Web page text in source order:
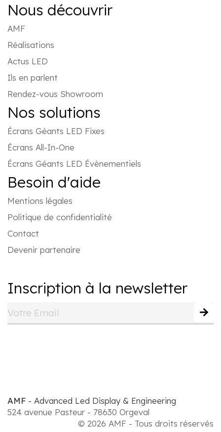
Nous découvrir
AMF
Réalisations
Actus LED
Ils en parlent
Rendez-vous Showroom
Nos solutions
Écrans Géants LED Fixes
Écrans All-In-One
Écrans Géants LED Évènementiels
Besoin d'aide
Mentions légales
Politique de confidentialité
Contact
Devenir partenaire
Inscription à la newsletter
AMF - Advanced Led Display & Engineering
524 avenue Pasteur - 78630 Orgeval
© 2026 AMF - Tous droits réservés